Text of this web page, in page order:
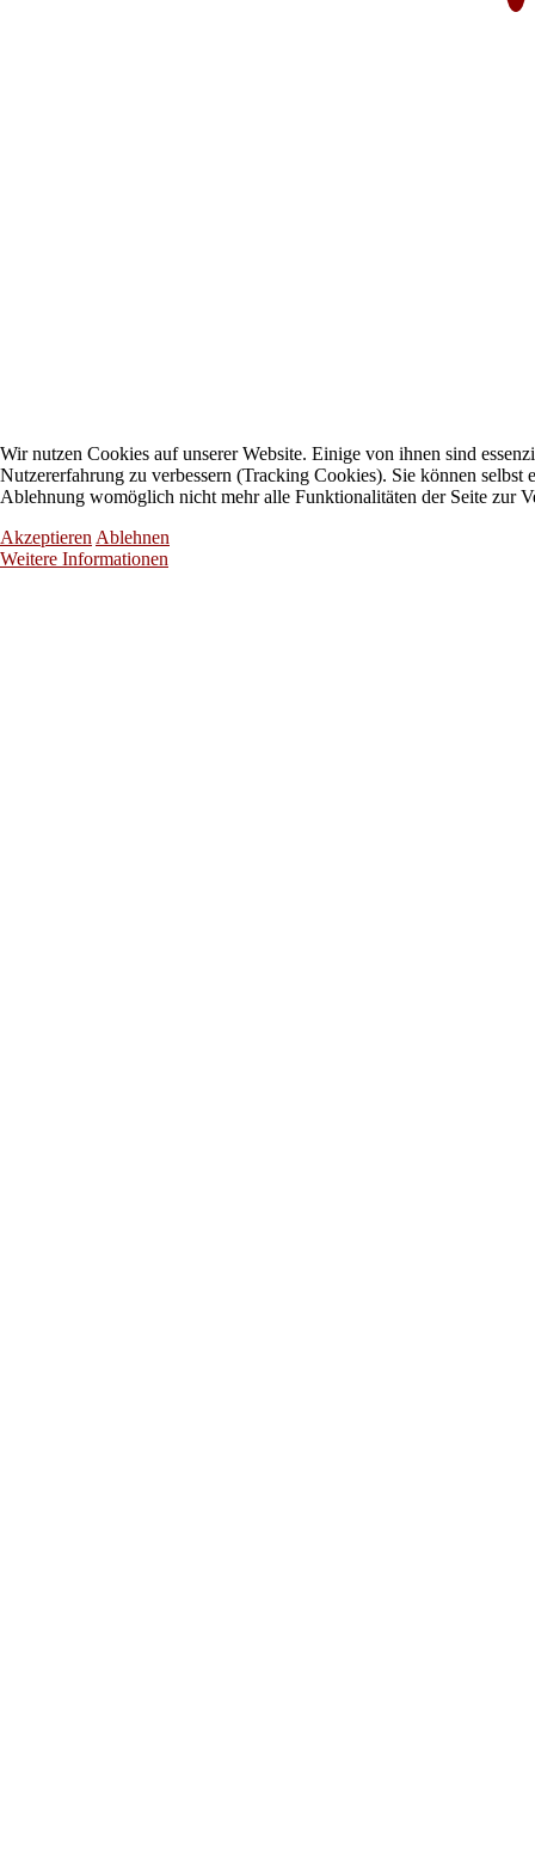
Wir nutzen Cookies auf unserer Website. Einige von ihnen sind
Nutzererfahrung zu verbessern (Tracking Cookies). Sie können selbst
Ablehnung womöglich nicht mehr alle Funktionalitäten der Seite zur
Akzeptieren Ablehnen
Weitere Informationen